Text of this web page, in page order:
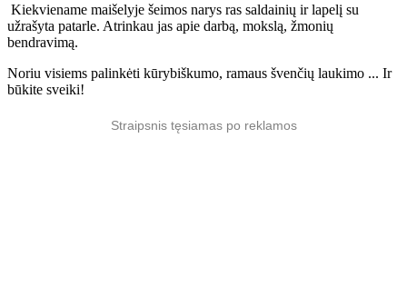
Kiekviename maišelyje šeimos narys ras saldainių ir lapelį su
užrašyta patarle. Atrinkau jas apie darbą, mokslą, žmonių
bendravimą.
Noriu visiems palinkėti kūrybiškumo, ramaus švenčių laukimo ... Ir
būkite sveiki!
Straipsnis tęsiamas po reklamos